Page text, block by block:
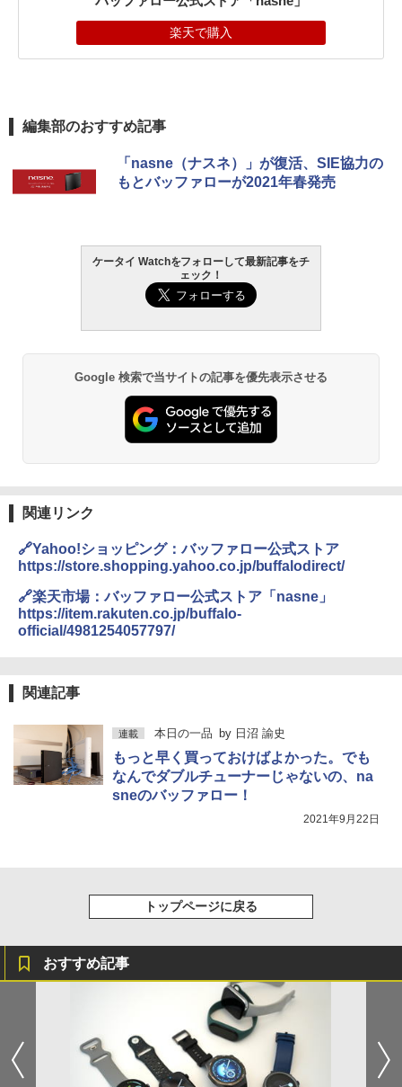
楽天で購入
編集部のおすすめ記事
「nasne（ナスネ）」が復活、SIE協力の
もとバッファローが2021年春発売
ケータイ Watchをフォローして最新記事をチ
ェック！
Google 検索で当サイトの記事を優先表示させる
関連リンク
🔗Yahoo!ショッピング：バッファロー公式ストア
https://store.shopping.yahoo.co.jp/buffalodirect/
🔗楽天市場：バッファロー公式ストア「nasne」
https://item.rakuten.co.jp/buffalo-
official/4981254057797/
関連記事
連載 本日の一品 by 日沼 諭史
もっと早く買っておけばよかった。でも
なんでダブルチューナーじゃないの、na
sneのバッファロー！
2021年9月22日
トップページに戻る
おすすめ記事